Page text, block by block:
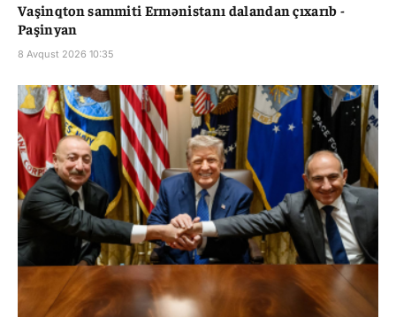
Vaşinqton sammiti Ermənistanı dalandan çıxarıb -
Paşinyan
8 Avqust 2026 10:35